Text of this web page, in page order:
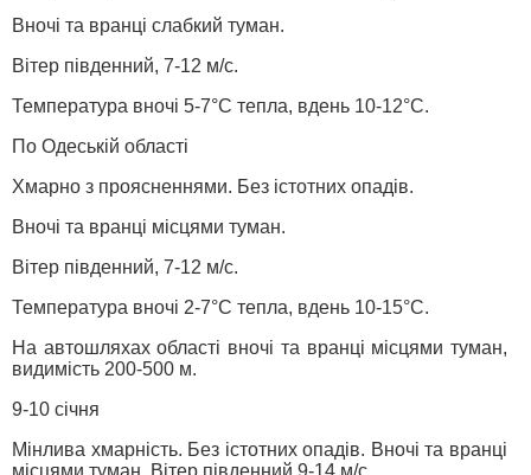
Вночі та вранці слабкий туман.
Вітер південний, 7-12 м/с.
Температура вночі 5-7°С тепла, вдень 10-12°С.
По Одеській області
Хмарно з проясненнями. Без істотних опадів.
Вночі та вранці місцями туман.
Вітер південний, 7-12 м/с.
Температура вночі 2-7°С тепла, вдень 10-15°С.
На автошляхах області вночі та вранці місцями туман,
видимість 200-500 м.
9-10 січня
Мінлива хмарність. Без істотних опадів. Вночі та вранці
місцями туман. Вітер південний 9-14 м/с.